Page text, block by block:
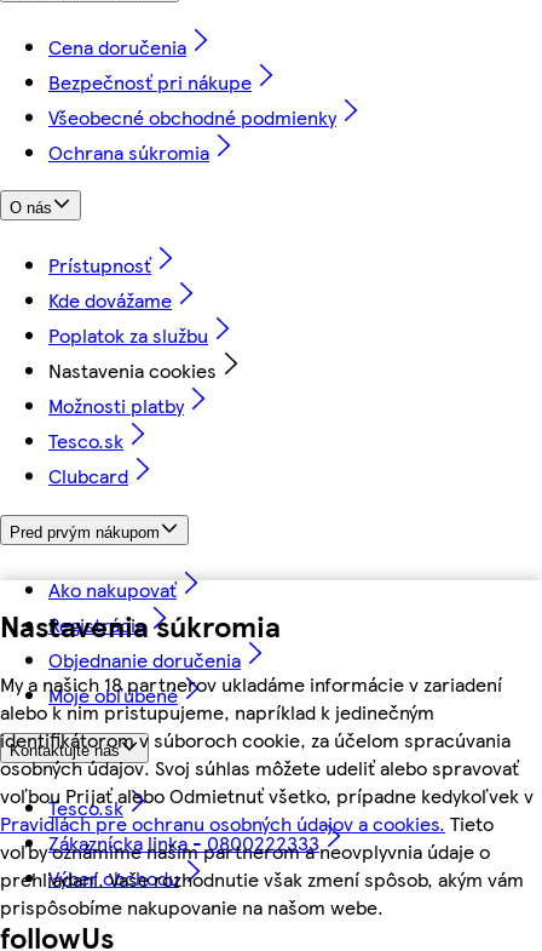
Nastavenia súkromia
My a našich 18 partnerov ukladáme informácie v zariadení
alebo k nim pristupujeme, napríklad k jedinečným
identifikátorom v súboroch cookie, za účelom spracúvania
osobných údajov. Svoj súhlas môžete udeliť alebo spravovať
voľbou Prijať alebo Odmietnuť všetko, prípadne kedykoľvek v
Pravidlách pre ochranu osobných údajov a cookies. Tieto
voľby oznámime našim partnerom a neovplyvnia údaje o
prehliadaní. Vaše rozhodnutie však zmení spôsob, akým vám
prispôsobíme nakupovanie na našom webe.
Cena doručenia
Bezpečnosť pri nákupe
Všeobecné obchodné podmienky
Ochrana súkromia
O nás
Prístupnosť
Kde dovážame
Poplatok za službu
Nastavenia cookies
Možnosti platby
Tesco.sk
Clubcard
Pred prvým nákupom
Ako nakupovať
Registrácia
Objednanie doručenia
Moje obľúbené
Kontaktujte nás
Tesco.sk
Zákaznícka linka - 0800222333
Výber obchodu
followUs